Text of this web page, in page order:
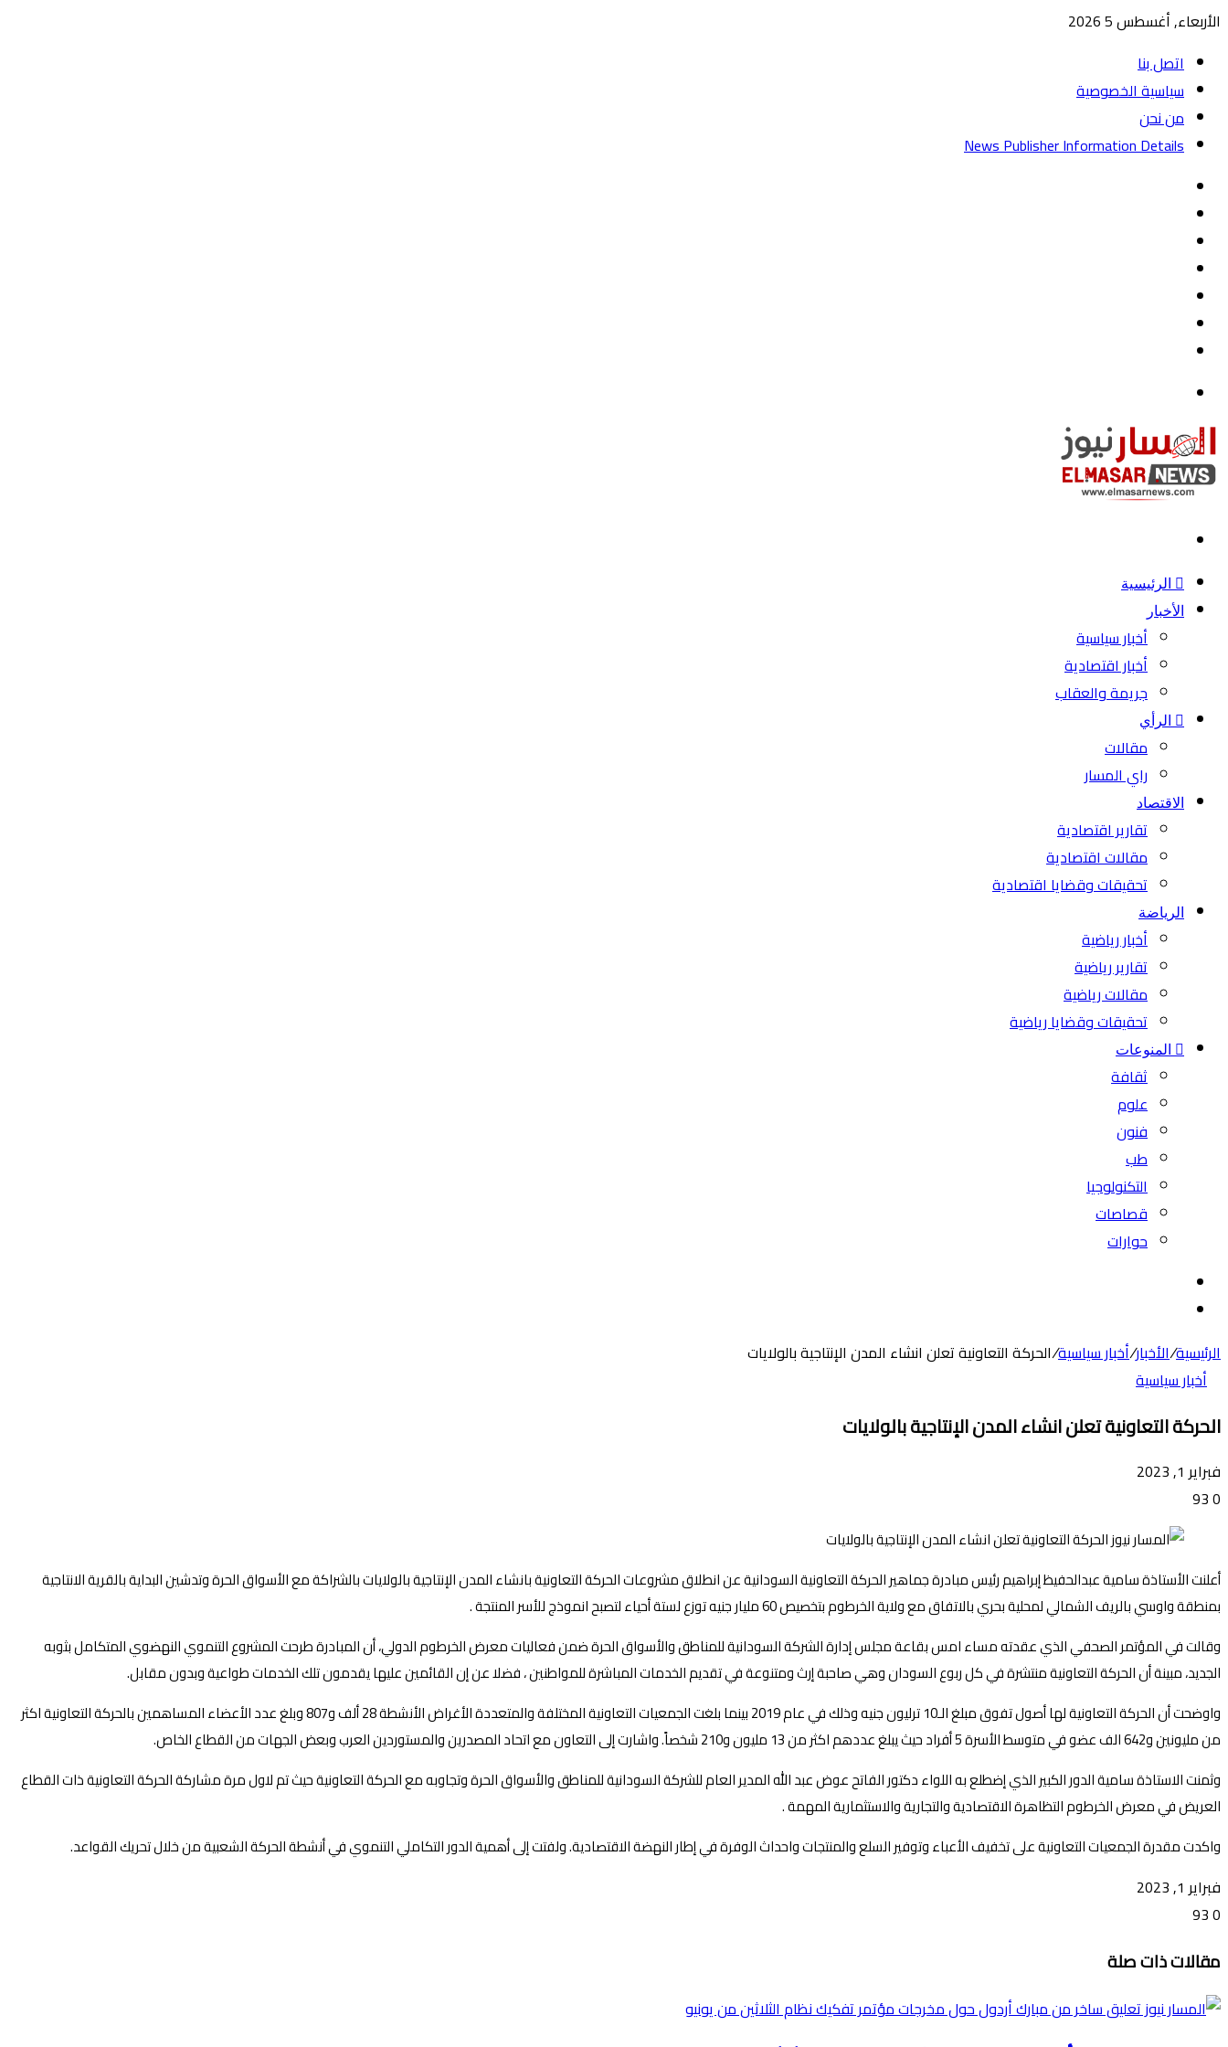
الأربعاء, أغسطس 5 2026
اتصل بنا
سياسية الخصوصية
من نحن
News Publisher Information Details
الرئيسية
الأخبار
أخبار سياسية
أخبار اقتصادية
جريمة والعقاب
الرأي
مقالات
راي المسار
الاقتصاد
تقارير اقتصادية
مقالات اقتصادية
تحقيقات وقضايا اقتصادية
الرياضة
أخبار رياضية
تقارير رياضية
مقالات رياضية
تحقيقات وقضايا رياضية
المنوعات
ثقافة
علوم
فنون
طب
التكنولوجيا
قصاصات
حوارات
الرئيسية/الأخبار/أخبار سياسية/الحركة التعاونية تعلن انشاء المدن الإنتاجية بالولايات
أخبار سياسية
الحركة التعاونية تعلن انشاء المدن الإنتاجية بالولايات
فبراير 1, 2023
0
أعلنت الأستاذة سامية عبدالحفيظ إبراهيم رئيس مبادرة جماهير الحركة التعاونية السودانية عن انطلاق مشروعات الحركة التعاونية بانشاء المدن الإنتاجية بالولايات بالشراكة مع الأسواق الحرة وتدشين البداية بالقرية الانتاجية
بمنطقة واوسي بالريف الشمالي لمحلية بحري بالاتفاق مع ولاية الخرطوم بتخصيص 60 مليار جنيه توزع لستة أحياء لتصبح انموذج للأسر المنتجة .
وقالت في المؤتمر الصحفي الذي عقدته مساء امس بقاعة مجلس إدارة الشركة السودانية للمناطق والأسواق الحرة ضمن فعاليات معرض الخرطوم الدولي، أن المبادرة طرحت المشروع التنموي النهضوي المتكامل بثوبه
الجديد، مبينة أن الحركة التعاونية منتشرة في كل ربوع السودان وهي صاحبة إرث ومتنوعة في تقديم الخدمات المباشرة للمواطنين ، فضلا عن إن القائمين عليها يقدمون تلك الخدمات طواعية وبدون مقابل.
واوضحت أن الحركة التعاونية لها أصول تفوق مبلغ الـ10 ترليون جنيه وذلك في عام 2019 بينما بلغت الجمعيات التعاونية المختلفة والمتعددة الأغراض الأنشطة 28 ألف و807 وبلغ عدد الأعضاء المساهمين بالحركة التعاونية اكثر
من مليونين و642 الف عضو في متوسط الأسرة 5 أفراد حيث يبلغ عددهم اكثر من 13 مليون و210 شخصاً. واشارت إلى التعاون مع اتحاد المصدرين والمستوردين العرب وبعض الجهات من القطاع الخاص.
وثمنت الاستاذة سامية الدور الكبير الذي إضطلع به اللواء دكتور الفاتح عوض عبد الله المدير العام للشركة السودانية للمناطق والأسواق الحرة وتجاوبه مع الحركة التعاونية حيث تم لاول مرة مشاركة الحركة التعاونية ذات القطاع
العريض في معرض الخرطوم التظاهرة الاقتصادية والتجارية والاستثمارية المهمة .
واكدت مقدرة الجمعيات التعاونية على تخفيف الأعباء وتوفير السلع والمنتجات واحداث الوفرة في إطار النهضة الاقتصادية. ولفتت إلى أهمية الدور التكاملي التنموي في أنشطة الحركة الشعبية من خلال تحريك القواعد.
فبراير 1, 2023
0
عبر
البريد
مقالات ذات صلة